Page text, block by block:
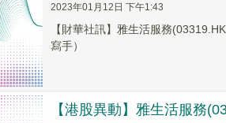
2023年01月12日 下午1:43
【財華社訊】雅生活服務
寫手）
【港股異動】雅生活服務